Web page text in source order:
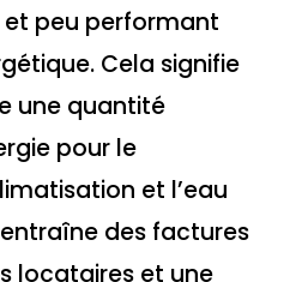
peu performant
Cela signifie
une quantité
pour le
et l’eau
des factures
locataires et une